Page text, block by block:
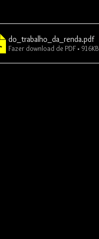
do_trabalho_da_renda.pdf
Fazer download de PDF • 916KB